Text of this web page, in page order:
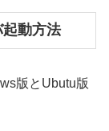
動方法
版とUbutu版